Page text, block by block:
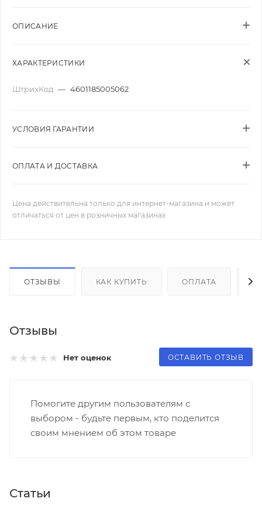
ОПИСАНИЕ
ХАРАКТЕРИСТИКИ
ШтрихКод — 4601185005062
УСЛОВИЯ ГАРАНТИИ
ОПЛАТА И ДОСТАВКА
Цена действительна только для интернет-магазина и может
отличаться от цен в розничных магазинах
ОТЗЫВЫ КАК КУПИТЬ ОПЛАТА
Отзывы
Нет оценок ОСТАВИТЬ ОТЗЫВ
Помогите другим пользователям с
выбором - будьте первым, кто поделится
своим мнением об этом товаре
Статьи